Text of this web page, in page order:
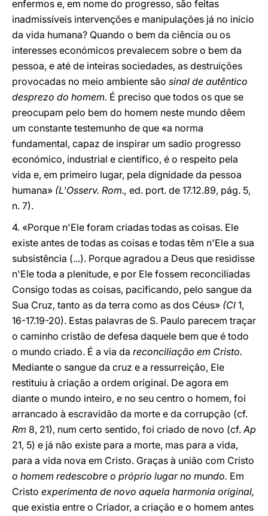
enfermos e, em nome do progresso, são feitas
inadmissíveis intervenções e manipulações já no início
da vida humana? Quando o bem da ciência ou os
interesses económicos prevalecem sobre o bem da
pessoa, e até de inteiras sociedades, as destruições
provocadas no meio ambiente são sinal de autêntico
desprezo do homem. É preciso que todos os que se
preocupam pelo bem do homem neste mundo dêem
um constante testemunho de que «a norma
fundamental, capaz de inspirar um sadio progresso
económico, industrial e científico, é o respeito pela
vida e, em primeiro lugar, pela dignidade da pessoa
humana» (L'Osserv. Rom., ed. port. de 17.12.89, pág. 5,
n. 7).
4. «Porque n'Ele foram criadas todas as coisas. Ele
existe antes de todas as coisas e todas têm n'Ele a sua
subsistência (...). Porque agradou a Deus que residisse
n'Ele toda a plenitude, e por Ele fossem reconciliadas
Consigo todas as coisas, pacificando, pelo sangue da
Sua Cruz, tanto as da terra como as dos Céus» (Cl 1,
16-17.19-20). Estas palavras de S. Paulo parecem traçar
o caminho cristão de defesa daquele bem que é todo
o mundo criado. É a via da reconciliação em Cristo.
Mediante o sangue da cruz e a ressurreição, Ele
restituiu à criação a ordem original. De agora em
diante o mundo inteiro, e no seu centro o homem, foi
arrancado à escravidão da morte e da corrupção (cf.
Rm 8, 21), num certo sentido, foi criado de novo (cf.Ap
21, 5) e já não existe para a morte, mas para a vida,
para a vida nova em Cristo. Graças à união com Cristo
o homem redescobre o próprio lugar no mundo. Em
Cristo experimenta de novo aquela harmonia original,
que existia entre o Criador, a criação e o homem antes